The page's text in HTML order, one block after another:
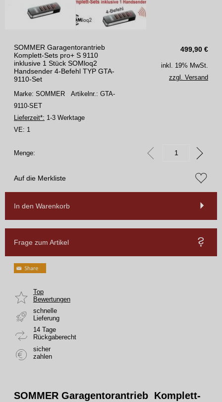
499,90 €
SOMMER Garagentorantrieb
Komplett-Sets pro+ S 9110
inklusive 1 Stück SOMloq2
Handsender 4-Befehl TYP GTA-
9110-Set
Marke: SOMMER Artikelnr.: GTA-
9110-SET
Lieferzeit*: 1-3 Werktage
VE: 1
inkl. 19% MwSt.
zzgl. Versand
Menge:
Auf die Merkliste
In den Warenkorb
Frage zum Artikel
Top
Bewertungen
schnelle
Lieferung
14 Tage
Rückgaberecht
sicher
zahlen
SOMMER Garagentorantrieb Komplett-